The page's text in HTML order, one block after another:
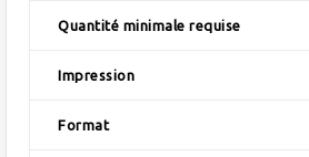
Quantité minimale requise
Impression
Format